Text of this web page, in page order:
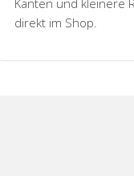
Kanten und kleinere
direkt im Shop.